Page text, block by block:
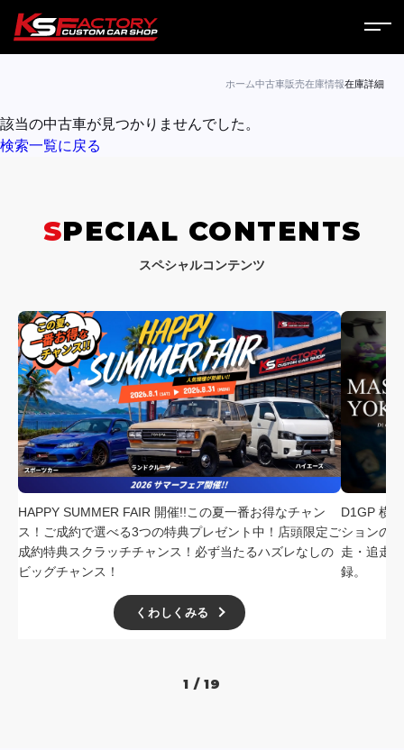
サービス
営業日
お問い合わせ
採用情報
店舗問い合わせ
ホーム中古車販売在庫情報在庫詳細
該当の中古車が見つかりませんでした。
検索一覧に戻る
SPECIAL CONTENTS
スペシャルコンテンツ
HAPPY SUMMER FAIR 開催!!この夏一番お得なチャン
ス！ご成約で選べる3つの特典プレゼント中！店頭限定ご
成約特典スクラッチチャンス！必ず当たるハズレなしの
ビッグチャンス！
くわしくみる
D1GP 横
ションの
走・追走
録。
1 / 19